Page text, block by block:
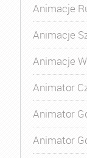
Animacje
Animacje
Animacje
Animator
Animator
Animator